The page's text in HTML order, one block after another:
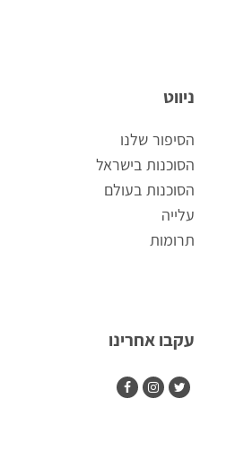
ניווט
הסיפור שלנו
הסוכנות בישראל
הסוכנות בעולם
עלייה
תרומות
עקבו אחרינו